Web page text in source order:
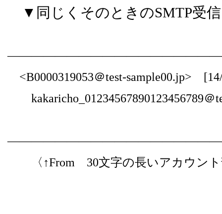
▼同じくそのときのSMTP受信
<B0000319053＠test-sample00.jp>
kakaricho_01234567890123456789＠
〈↑From 30文字の長